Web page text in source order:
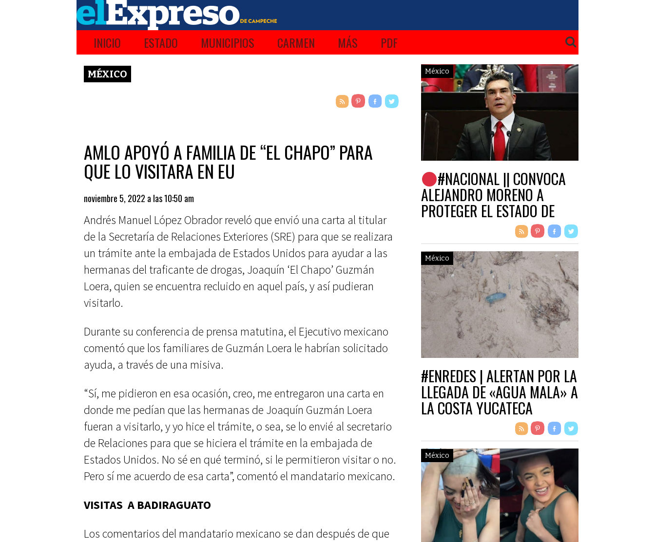
INICIO ESTADO MUNICIPIOS CARMEN MÁS PDF
MÉXICO
AMLO APOYÓ A FAMILIA DE “EL CHAPO” PARA
QUE LO VISITARA EN EU
noviembre 5, 2022 a las 10:50 am
Andrés Manuel López Obrador reveló que envió una carta al titular
de la Secretaría de Relaciones Exteriores (SRE) para que se realizara
un trámite ante la embajada de Estados Unidos para ayudar a las
hermanas del traficante de drogas, Joaquín ‘El Chapo’ Guzmán
Loera, quien se encuentra recluido en aquel país, y así pudieran
visitarlo.
Durante su conferencia de prensa matutina, el Ejecutivo mexicano
comentó que los familiares de Guzmán Loera le habrían solicitado
ayuda, a través de una misiva.
“Sí, me pidieron en esa ocasión, creo, me entregaron una carta en
donde me pedían que las hermanas de Joaquín Guzmán Loera
fueran a visitarlo, y yo hice el trámite, o sea, se lo envié al secretario
de Relaciones para que se hiciera el trámite en la embajada de
Estados Unidos. No sé en qué terminó, si le permitieron visitar o no.
Pero sí me acuerdo de esa carta”, comentó el mandatario mexicano.
VISITAS A BADIRAGUATO
Los comentarios del mandatario mexicano se dan después de que
México
#NACIONAL || CONVOCA
ALEJANDRO MORENO A
PROTEGER EL ESTADO DE
DERECHO ANTE LA AMENAZA
A LA DEMOCRACIA.
México
#ENREDES | ALERTAN POR LA
LLEGADA DE «AGUA MALA» A
LA COSTA YUCATECA
México